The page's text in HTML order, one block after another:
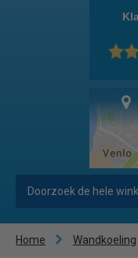
Home Wandkoeling